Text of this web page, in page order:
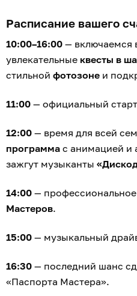
Расписание вашего
10:00–16:00 — включаемся
увлекательные квесты в
стильной фотозоне и
11:00 — официальный
12:00 — время для всей
программа с анимацией и
зажгут музыканты
14:00 —
Мастеров.
15:00 — музыкальный
16:30 — последний шанс
«Паспорта Мастера».